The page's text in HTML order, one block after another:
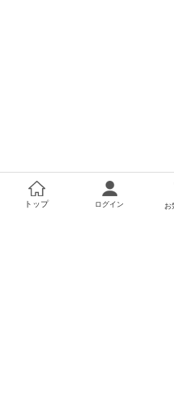
トップ ログイン お